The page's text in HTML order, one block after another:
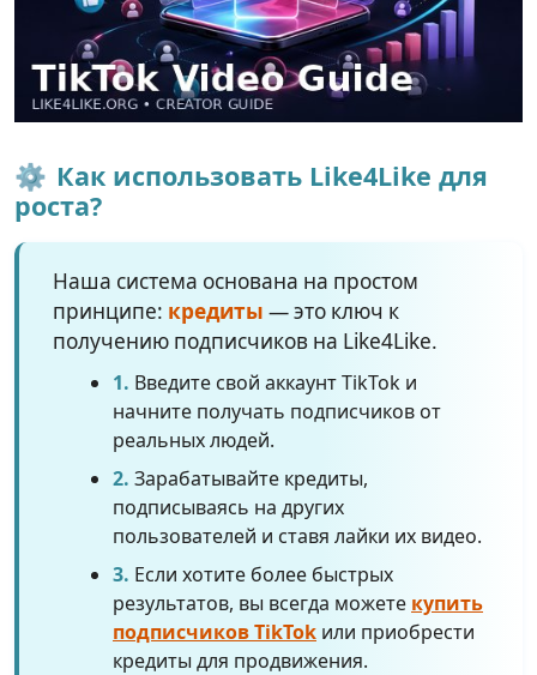
⚙️ Как использовать Like4Like для
роста?
Наша система основана на простом
принципе: кредиты — это ключ к
получению подписчиков на Like4Like.
1. Введите свой аккаунт TikTok и
начните получать подписчиков от
реальных людей.
2. Зарабатывайте кредиты,
подписываясь на других
пользователей и ставя лайки их видео.
3. Если хотите более быстрых
результатов, вы всегда можете купить
подписчиков TikTok или приобрести
кредиты для продвижения.